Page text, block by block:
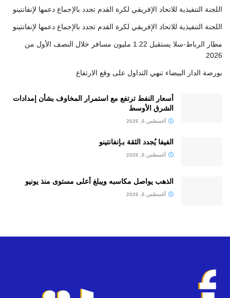
اللجنة التنفيذية للاتحاد الإفريقي لكرة القدم تجدد بالإجماع دعمها لإنفانتينو
اللجنة التنفيذية للاتحاد الإفريقي لكرة القدم تجدد بالإجماع دعمها لإنفانتينو
مطار الرباط-سلا يستقبل 1.22 مليون مسافر خلال النصف الأول من
2026
بورصة الدار البيضاء تنهي التداول على وقع الارتفاع
أسعار النفط ترتفع مع استمرار المخاوف بشأن إمدادات
الشرق الأوسط
أغسطس 6, 2026
الفيفا يُجدد الثقة بـإنفانتينو
أغسطس 6, 2026
الذهب يواصل مكاسبه ويبلغ أعلى مستوى منذ يونيو
أغسطس 6, 2026